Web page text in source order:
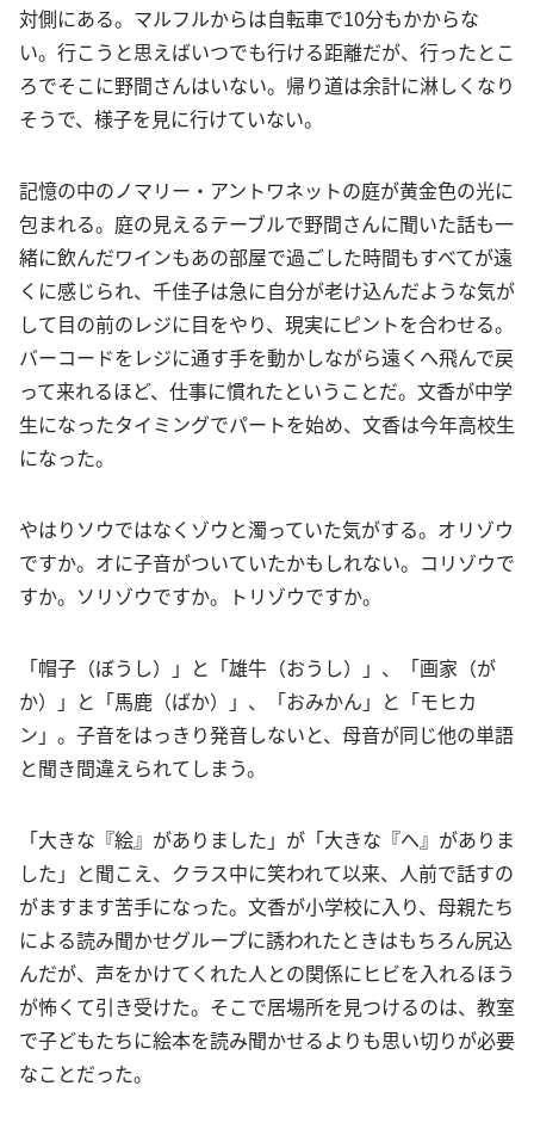
対側にある。マルフルからは自転車で10分もかからな
い。行こうと思えばいつでも行ける距離だが、行ったとこ
ろでそこに野間さんはいない。帰り道は余計に淋しくなり
そうで、様子を見に行けていない。
記憶の中のノマリー・アントワネットの庭が黄金色の光に
包まれる。庭の見えるテーブルで野間さんに聞いた話も一
緒に飲んだワインもあの部屋で過ごした時間もすべてが遠
くに感じられ、千佳子は急に自分が老け込んだような気が
して目の前のレジに目をやり、現実にピントを合わせる。
バーコードをレジに通す手を動かしながら遠くへ飛んで戻
って来れるほど、仕事に慣れたということだ。文香が中学
生になったタイミングでパートを始め、文香は今年高校生
になった。
やはりソウではなくゾウと濁っていた気がする。オリゾウ
ですか。オに子音がついていたかもしれない。コリゾウで
すか。ソリゾウですか。トリゾウですか。
「帽子（ぼうし）」と「雄牛（おうし）」、「画家（が
か）」と「馬鹿（ばか）」、「おみかん」と「モヒカ
ン」。子音をはっきり発音しないと、母音が同じ他の単語
と聞き間違えられてしまう。
「大きな『絵』がありました」が「大きな『へ』がありま
した」と聞こえ、クラス中に笑われて以来、人前で話すの
がますます苦手になった。文香が小学校に入り、母親たち
による読み聞かせグループに誘われたときはもちろん尻込
んだが、声をかけてくれた人との関係にヒビを入れるほう
が怖くて引き受けた。そこで居場所を見つけるのは、教室
で子どもたちに絵本を読み聞かせるよりも思い切りが必要
なことだった。